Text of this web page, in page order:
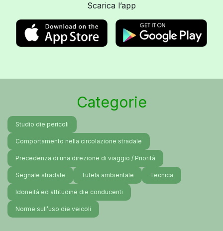
Scarica l’app
Categorie
Studio die pericoli
Comportamento nella circolazione stradale
Precedenza di una direzione di viaggio / Priorità
Segnale stradale Tutela ambientale Tecnica
Idoneità ed attitudine die conducenti
Norme sull’uso die veicoli